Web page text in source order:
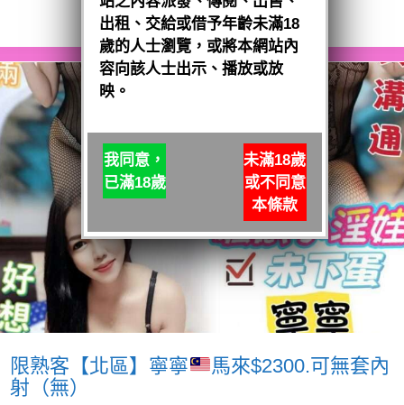
閱讀全文
限熟客【北區】寧寧
馬來$2300.可無套內
射（無）
出租、交給或借予年齡未滿18
歲的人士瀏覽，或將本網站內
容向該人士出示、播放或放
映。
我同意，
已滿18歲
未滿18歲
或不同意
本條款